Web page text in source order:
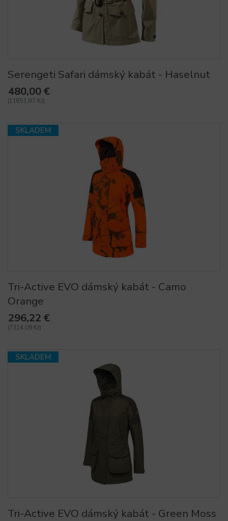
Serengeti Safari dámský kabát - Haselnut
480,00 €
(11851,87 Kč)
SKLADEM
Tri-Active EVO dámský kabát - Camo
Orange
296,22 €
(7314,09 Kč)
SKLADEM
Tri-Active EVO dámský kabát - Green Moss